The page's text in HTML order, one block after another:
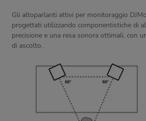
Gli altoparlanti attivi per monitoraggio
progettati utilizzando componentistiche di
precisione e una resa sonora ottimali, con
di ascolto.